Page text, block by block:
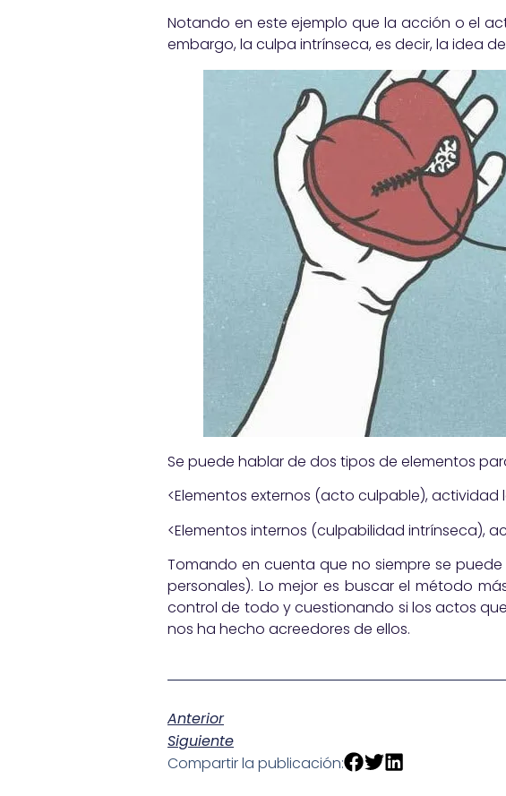
Notando en este ejemplo que la acción o el
embargo, la culpa intrínseca, es decir, la idea
Se puede hablar de dos tipos de elementos
<Elementos externos (acto culpable),
<Elementos internos (culpabilidad intrínseca),
Tomando en cuenta que no siempre se
personales). Lo mejor es buscar el método
control de todo y cuestionando si los actos
nos ha hecho acreedores de ellos.
Anterior
Siguiente
Compartir la publicación: